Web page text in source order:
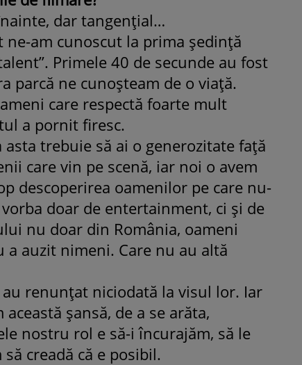
dar tangențial…
ne-am cunoscut la prima ședință
Primele 40 de secunde au fost
parcă ne cunoșteam de o viață.
care respectă foarte mult
a pornit firesc.
trebuie să ai o generozitate față
care vin pe scenă, iar noi o avem
descoperirea oamenilor pe care nu-
doar de entertainment, ci și de
nu doar din România, oameni
a auzit nimeni. Care nu au altă
au renunțat niciodată la visul lor. Iar
șansă, de a se arăta,
nostru rol e să-i încurajăm, să le
creadă că e posibil.